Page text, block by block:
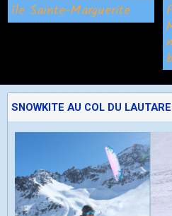
île Sainte-Marguerite
SNOWKITE AU COL DU